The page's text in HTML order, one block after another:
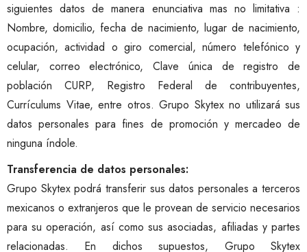
siguientes datos de manera enunciativa mas no limitativa :
Nombre, domicilio, fecha de nacimiento, lugar de nacimiento,
ocupación, actividad o giro comercial, número telefónico y
celular, correo electrónico, Clave única de registro de
población CURP, Registro Federal de contribuyentes,
Currículums Vitae, entre otros. Grupo Skytex no utilizará sus
datos personales para fines de promoción y mercadeo de
ninguna índole.
Transferencia de datos personales:
Grupo Skytex podrá transferir sus datos personales a terceros
mexicanos o extranjeros que le provean de servicio necesarios
para su operación, así como sus asociadas, afiliadas y partes
relacionadas. En dichos supuestos, Grupo Skytex